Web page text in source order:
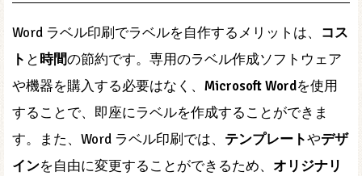
Word ラベル印刷でラベルを自作するメリットは、 コス
ト と時間の節約です。専用のラベル作成ソフトウェア
や機器を購入する必要はなく、 Microsoft Wordを使用
することで、即座にラベルを作成することができま
す。また、Word ラベル印刷では、 テンプレートやデザ
インを自由に変更することができるため、 オリジナリ